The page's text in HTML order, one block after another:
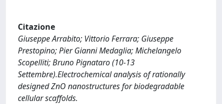
Citazione
Giuseppe Arrabito; Vittorio Ferrara; Giuseppe
Prestopino; Pier Gianni Medaglia; Michelangelo
Scopelliti; Bruno Pignataro (10-13
Settembre).Electrochemical analysis of rationally
designed ZnO nanostructures for biodegradable
cellular scaffolds.